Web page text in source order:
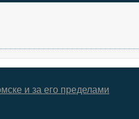
и за его пределами